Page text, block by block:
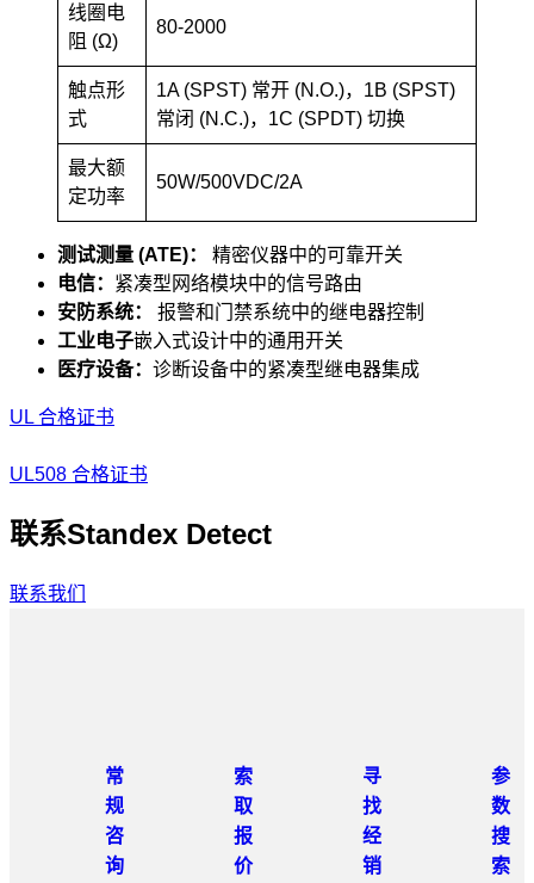
线圈电
阻 (Ω)
80-2000
触点形
式
1A (SPST) 常开 (N.O.)，1B (SPST)
常闭 (N.C.)，1C (SPDT) 切换
最大额
定功率
50W/500VDC/2A
测试测量 (ATE)： 精密仪器中的可靠开关
电信： 紧凑型网络模块中的信号路由
安防系统： 报警和门禁系统中的继电器控制
工业电子嵌入式设计中的通用开关
医疗设备： 诊断设备中的紧凑型继电器集成
UL 合格证书
UL508 合格证书
联系Standex Detect
联系我们
常
规
咨
询
索
取
报
价
寻
找
经
销
参
数
搜
索